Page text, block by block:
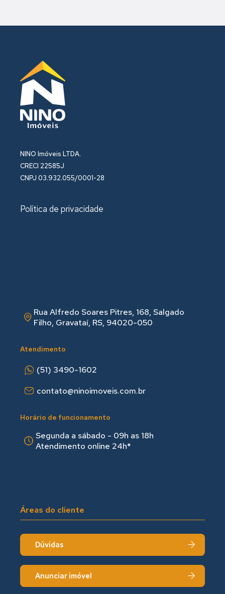
NINO Imóveis LTDA.
CRECI 22585J
CNPJ 03.932.055/0001-28
Política de privacidade
Rua Alfredo Soares Pitres, 168, Salgado
Filho, Gravataí, RS, 94020-050
Atendimento
(51) 3490-1602
contato@ninoimoveis.com.br
Horário de funcionamento
Segunda a sábado - 09h as 18hㅤㅤ
Atendimento online 24h*
Áreas do cliente
Dúvidas
Anunciar imóvel